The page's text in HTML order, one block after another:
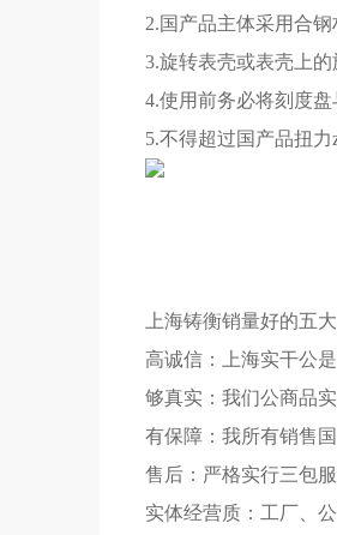
2.国产品主体采用合
3.旋转表壳或表壳上
4.使用前务必将刻度
5.不得超过国产品扭
上海铸衡销量好的五
高诚信：上海实干公
够真实：我们公商品
有保障：我所有销售
售后：严格实行三包
实体经营质：工厂、